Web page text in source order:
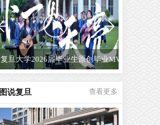
复旦大学2026届毕业生原创毕业MV...
图说复旦 查看更多